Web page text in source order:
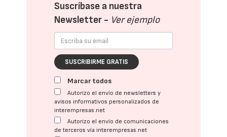
Suscríbase a nuestra
Newsletter - Ver ejemplo
SUSCRIBIRME GRATIS
Marcar todos
Autorizo el envío de newsletters y
avisos informativos personalizados de
interempresas.net
Autorizo el envío de comunicaciones
de terceros vía interempresas.net